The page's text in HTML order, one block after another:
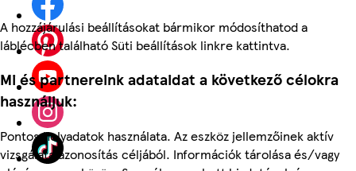
A hozzájárulási beállításokat bármikor módosíthatod a
láblécben található Süti beállítások linkre kattintva.
Mi és partnereink adataidat a következő célokra
használjuk:
Pontos helyadatok használata. Az eszköz jellemzőinek aktív
vizsgálata azonosítás céljából. Információk tárolása és/vagy